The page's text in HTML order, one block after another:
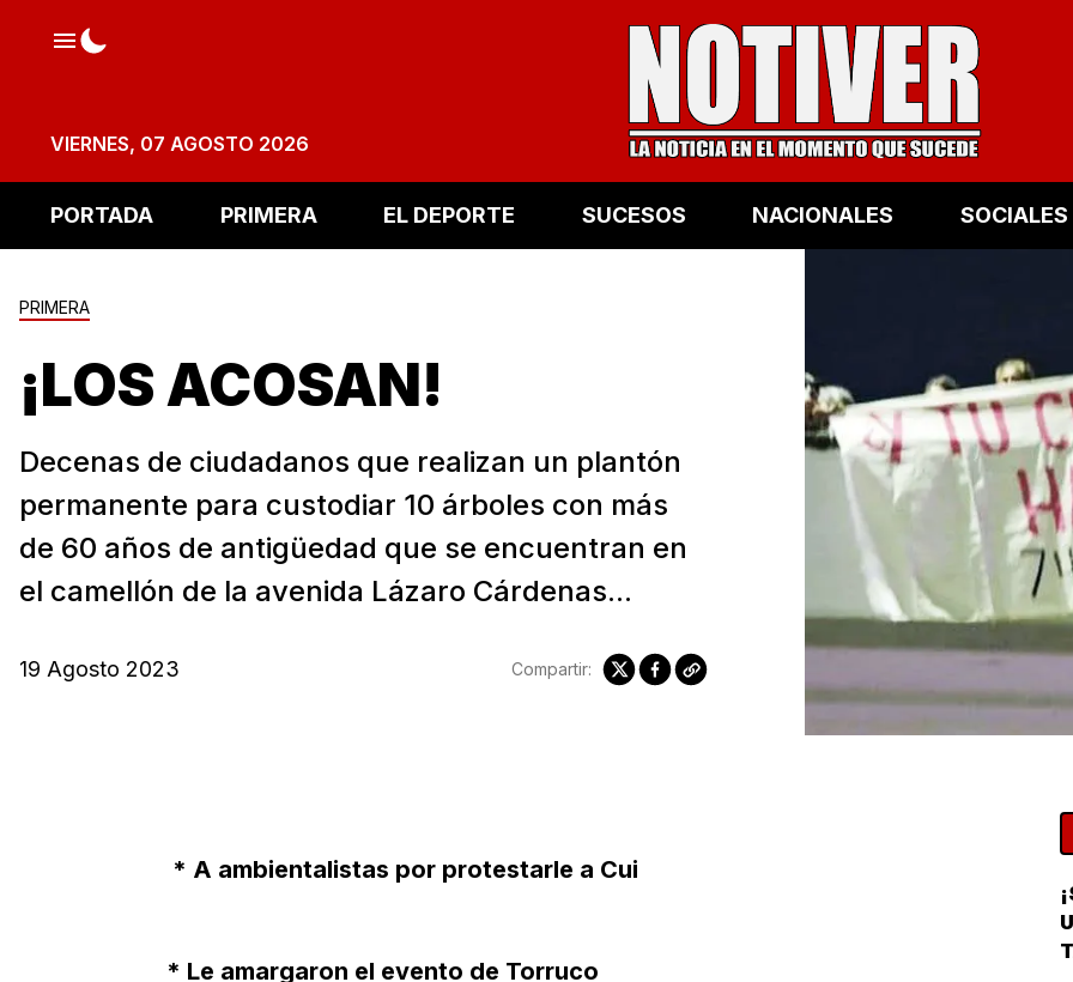
VIERNES, 07 AGOSTO 2026
PORTADA PRIMERA EL DEPORTE SUCESOS NACIONALES SOCIALES
PRIMERA
¡LOS ACOSAN!
Decenas de ciudadanos que realizan un plantón
permanente para custodiar 10 árboles con más
de 60 años de antigüedad que se encuentran en
el camellón de la avenida Lázaro Cárdenas...
19 Agosto 2023 Compartir:
* A ambientalistas por protestarle a Cui
* Le amargaron el evento de Torruco